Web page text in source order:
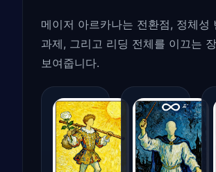
메이저 아르카나는 전환점, 정체성
과제, 그리고 리딩 전체를 이끄는
보여줍니다.
메
이
저
아
르